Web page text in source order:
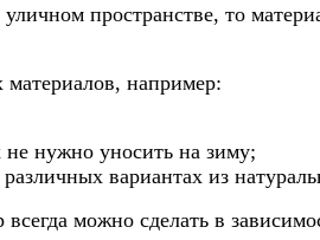
уличном пространстве, то
материалов, например:
нужно уносить на зиму;
вариантах из
можно сделать в